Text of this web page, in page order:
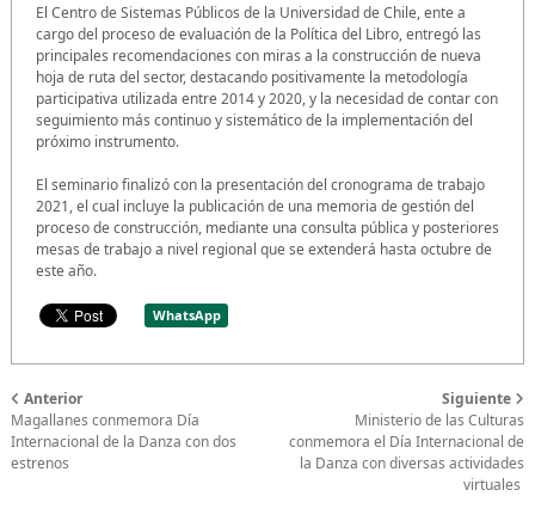
El Centro de Sistemas Públicos de la Universidad de Chile, ente a
cargo del proceso de evaluación de la Política del Libro, entregó las
principales recomendaciones con miras a la construcción de nueva
hoja de ruta del sector, destacando positivamente la metodología
participativa utilizada entre 2014 y 2020, y la necesidad de contar con
seguimiento más continuo y sistemático de la implementación del
próximo instrumento.
El seminario finalizó con la presentación del cronograma de trabajo
2021, el cual incluye la publicación de una memoria de gestión del
proceso de construcción, mediante una consulta pública y posteriores
mesas de trabajo a nivel regional que se extenderá hasta octubre de
este año.
WhatsApp
Anterior
Magallanes conmemora Día
Internacional de la Danza con dos
estrenos
Siguiente
Ministerio de las Culturas
conmemora el Día Internacional de
la Danza con diversas actividades
virtuales